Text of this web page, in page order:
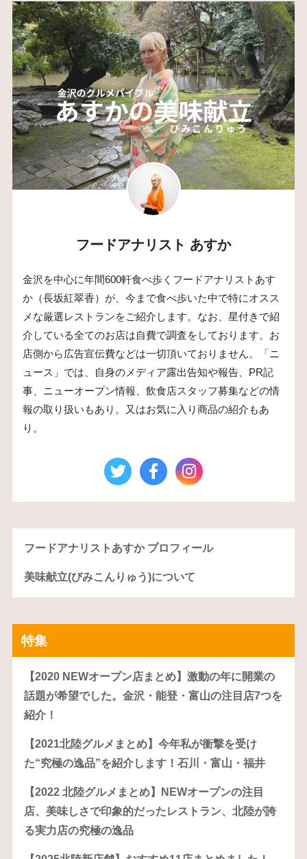
フードアナリスト あすか
金沢を中心に年間600軒食べ歩くフードアナリストあす
か（長坂紅翠香）が、今まで食べ歩いた中で特にオスス
メな厳選レストランをご紹介します。なお、星付きで紹
介している全てのお店は自費で調査をしております。お
店側から広告宣伝費などは一切頂いておりません。「ニ
ュース」では、自身のメディア露出告知や報告、PR記
事、ニューオープン情報、飲食店スタッフ募集などの情
報の取り扱いもあり。又はお気に入り商品の紹介もあ
り。
フードアナリストあすか プロフィール
美味献立(びみこんりゅう)について
特集
【2020 NEWオープン店まとめ】激動の年に開業の
話題が希望でした。金沢・能登・富山の注目店7つを
紹介！
【2021北陸グルメまとめ】今年私が衝撃を受け
た“究極の逸品”を紹介します！石川・富山・福井
【2022 北陸グルメまとめ】NEWオープンの注目
店、美味しさで印象的だったレストラン、北陸が誇
る実力店の究極の逸品